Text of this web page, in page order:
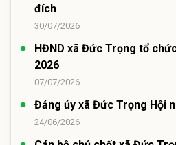
đích
30/07/2026
HĐND xã Đức Trọng tổ
2026
07/07/2026
Đảng ủy xã Đức Trọng Hội
24/06/2026